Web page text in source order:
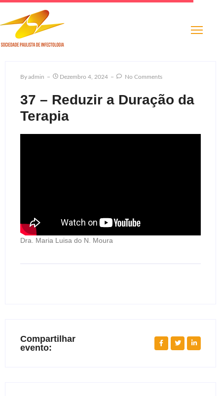
ByAdmin Dezembro 4, 2024 No Comments
37 – Reduzir a Duração da
Terapia
Dra. Maria Luisa do N. Moura
Compartilhar
evento: